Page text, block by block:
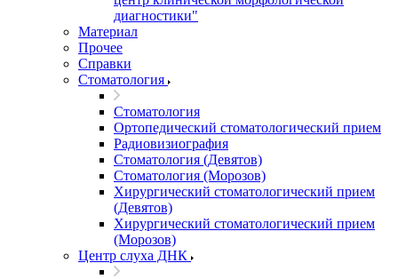
диагностики"
Материал
Прочее
Справки
Стоматология
Стоматология
Ортопедический стоматологический прием
Радиовизиография
Стоматология (Девятов)
Стоматология (Морозов)
Хирургический стоматологический прием
(Девятов)
Хирургический стоматологический прием
(Морозов)
Центр слуха ДНК